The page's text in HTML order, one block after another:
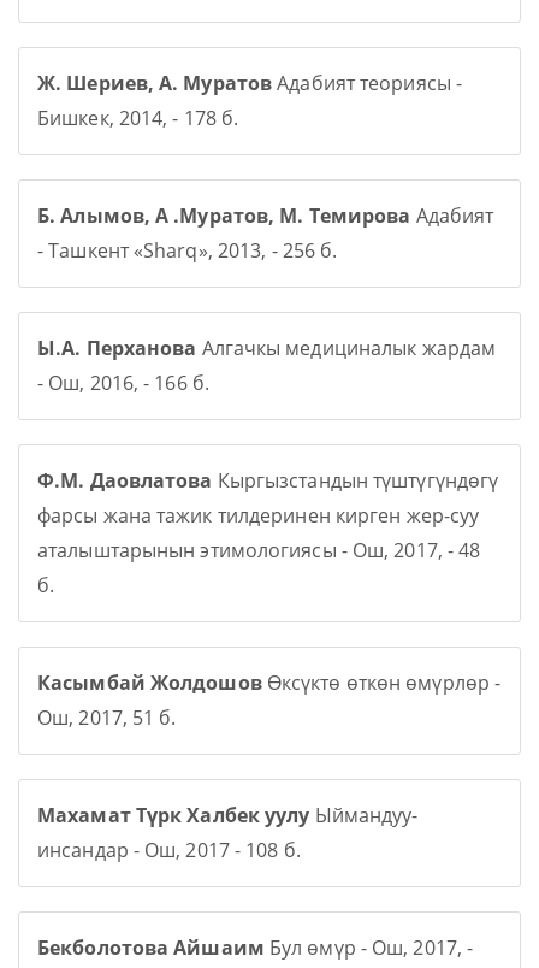
Ж. Шериев, А. МуратовАдабият теориясы -
Бишкек, 2014, - 178 б.
Б. Алымов, А .Муратов, М. Темирова Адабият
- Ташкент «Sharq», 2013, - 256 б.
Ы.А. Перханова Алгачкы медициналык жардам
- Ош, 2016, - 166 б.
Ф.М. Даовлатова Кыргызстандын түштүгүндөгү
фарсы жана тажик тилдеринен кирген жер-суу
аталыштарынын этимологиясы - Ош, 2017, - 48
б.
Касымбай Жолдошов Өксүктө өткөн өмүрлөр -
Ош, 2017, 51 б.
Махамат Түрк Халбек уулу Ыймандуу-
инсандар - Ош, 2017 - 108 б.
Бекболотова Айшаим Бул өмүр - Ош, 2017, -